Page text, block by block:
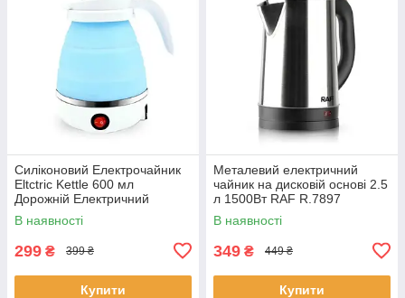
Силіконовий Електрочайник
Eltctric Kettle 600 мл
Дорожній Електричний
Чайник Блакитний
В наявності
299 ₴ 399 ₴
Купити
Металевий електричний
чайник на дисковій основі 2.5
л 1500Вт RAF R.7897
Кухонний чайник
В наявності
349 ₴ 449 ₴
Купити